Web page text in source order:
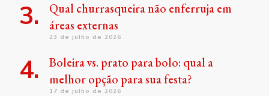
Qual churrasqueira não enferruja em
áreas externas
23 de julho de 2026
Boleira vs. prato para bolo: qual a
melhor opção para sua festa?
17 de julho de 2026